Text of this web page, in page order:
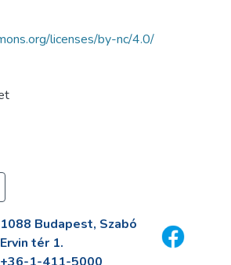
licenses/by-nc/4.0/
1088 Budapest, Szabó
Ervin tér 1.